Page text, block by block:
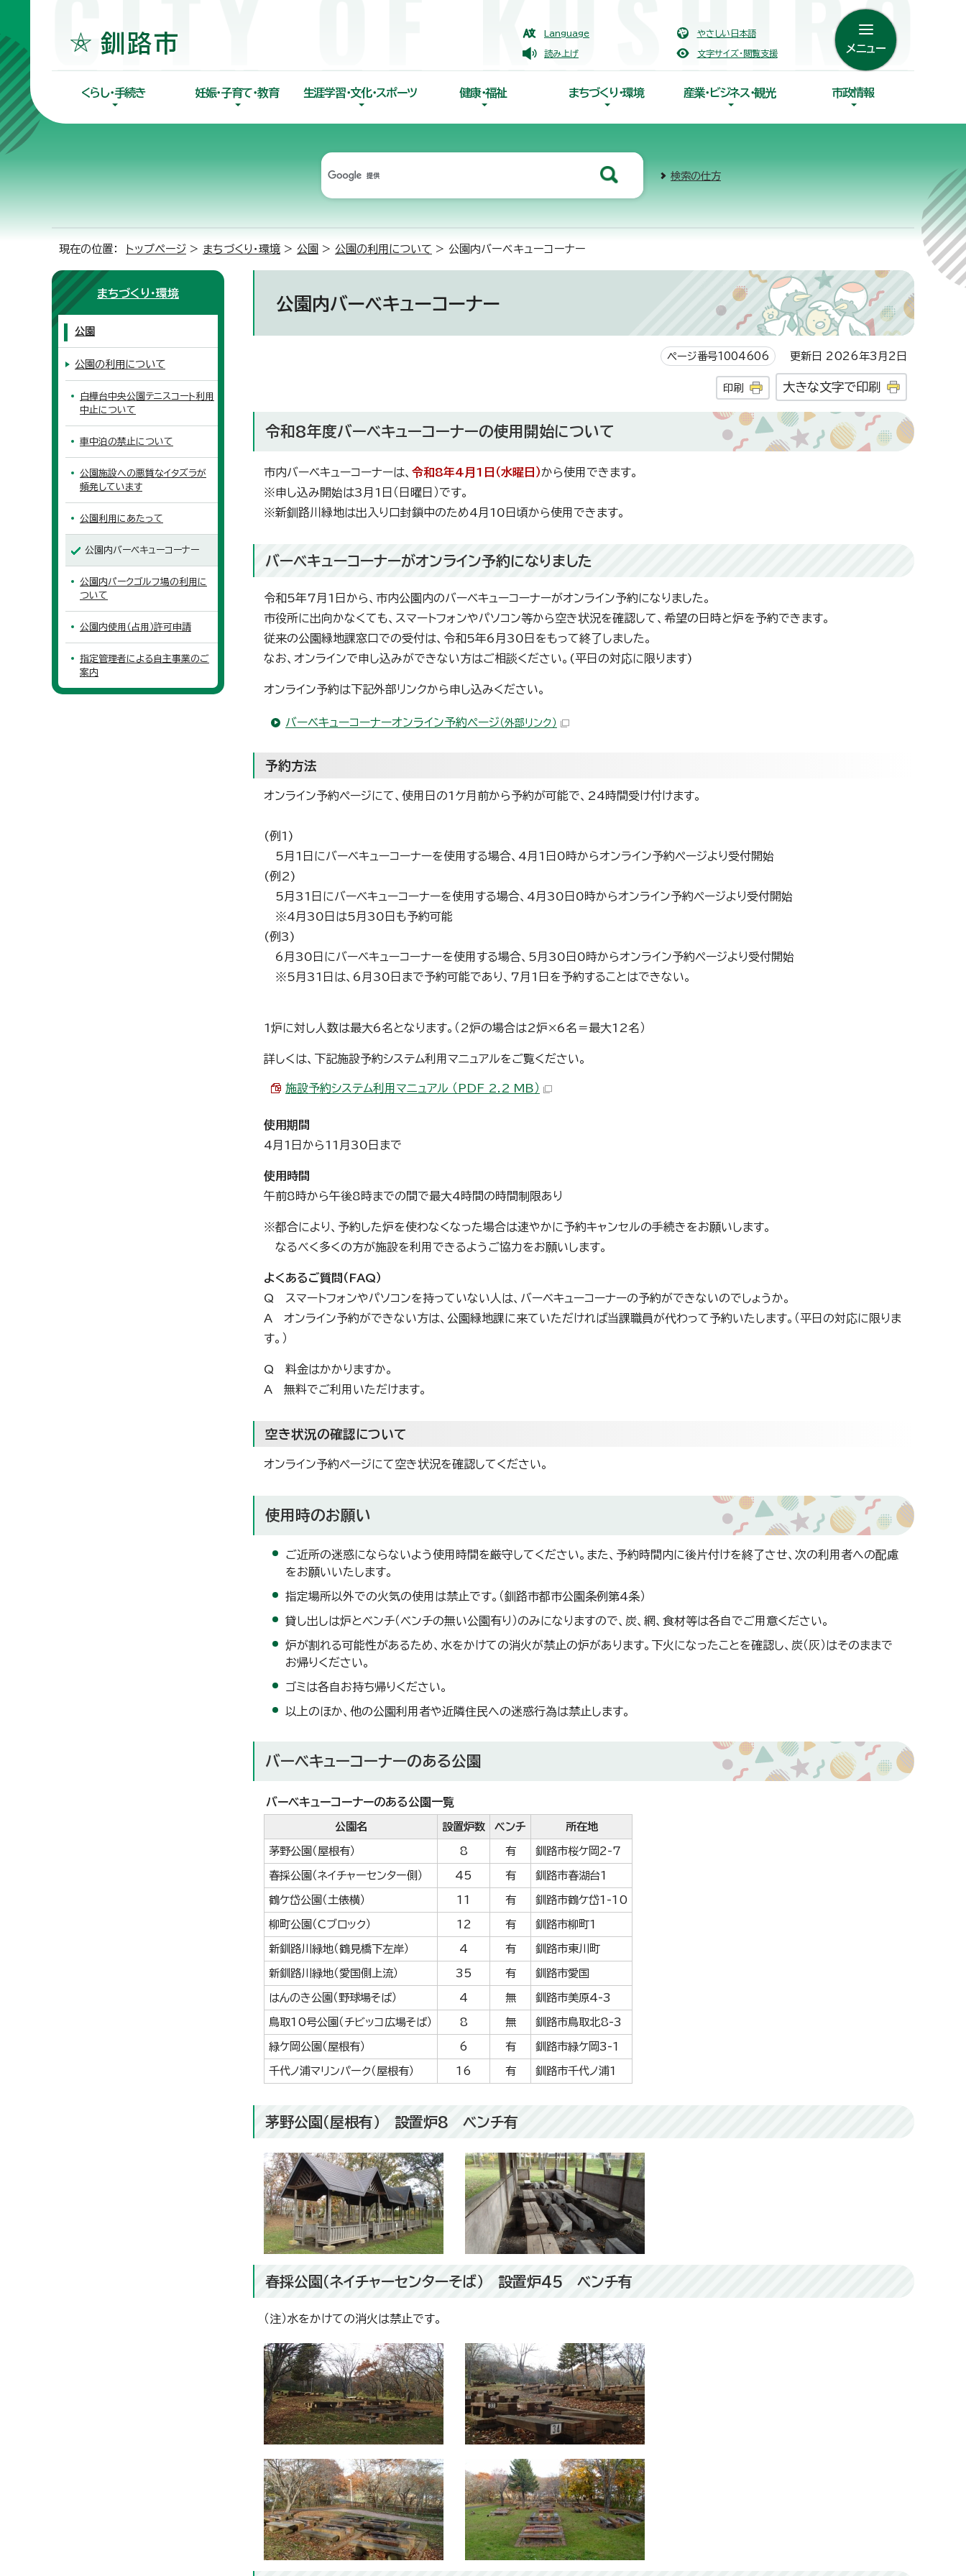
Language やさしい日本語
読み上げ 文字サイズ・閲覧支援 メニュー
くらし・手続き 妊娠・子育て・教育 生涯学習・文化・スポーツ 健康・福祉 まちづくり・環境 産業・ビジネス・観光 市政情報
検索の仕方
現在の位置： トップページ > まちづくり・環境 > 公園 > 公園の利用について > 公園内バーベキューコーナー
公園内バーベキューコーナー
ページ番号1004606 更新日 2026年3月2日
印刷 大きな文字で印刷
令和8年度バーベキューコーナーの使用開始について
市内バーベキューコーナーは、 令和8年4月1日（水曜日）から使用できます。
※申し込み開始は3月1日（日曜日）です。
※新釧路川緑地は出入り口封鎖中のため4月10日頃から使用できます。
バーベキューコーナーがオンライン予約になりました
令和5年7月1日から、市内公園内のバーベキューコーナーがオンライン予約になりました。
市役所に出向かなくても、スマートフォンやパソコン等から空き状況を確認して、希望の日時と炉を予約できます。
従来の公園緑地課窓口での受付は、令和5年6月30日をもって終了しました。
なお、オンラインで申し込みができない方はご相談ください。(平日の対応に限ります)
オンライン予約は下記外部リンクから申し込みください。
バーベキューコーナーオンライン予約ページ （外部リンク）
予約方法
オンライン予約ページにて、使用日の1ケ月前から予約が可能で、24時間受け付けます。
(例1)
5月1日にバーベキューコーナーを使用する場合、4月1日0時からオンライン予約ページより受付開始
(例2)
5月31日にバーベキューコーナーを使用する場合、4月30日0時からオンライン予約ページより受付開始
※4月30日は5月30日も予約可能
(例3)
6月30日にバーベキューコーナーを使用する場合、5月30日0時からオンライン予約ページより受付開始
※5月31日は、6月30日まで予約可能であり、7月1日を予約することはできない。
1炉に対し人数は最大6名となります。（2炉の場合は2炉×6名＝最大12名）
詳しくは、下記施設予約システム利用マニュアルをご覧ください。
施設予約システム利用マニュアル （PDF 2.2 MB）
使用期間
4月1日から11月30日まで
使用時間
午前8時から午後8時までの間で最大4時間の時間制限あり
※都合により、予約した炉を使わなくなった場合は速やかに予約キャンセルの手続きをお願いします。
なるべく多くの方が施設を利用できるようご協力をお願いします。
よくあるご質問（FAQ）
Q スマートフォンやパソコンを持っていない人は、バーベキューコーナーの予約ができないのでしょうか。
A オンライン予約ができない方は、公園緑地課に来ていただければ当課職員が代わって予約いたします。（平日の対応に限りま
す。）
Q 料金はかかりますか。
A 無料でご利用いただけます。
空き状況の確認について
オンライン予約ページにて空き状況を確認してください。
使用時のお願い
ご近所の迷惑にならないよう使用時間を厳守してください。また、予約時間内に後片付けを終了させ、次の利用者への配慮
をお願いいたします。
指定場所以外での火気の使用は禁止です。（釧路市都市公園条例第4条）
貸し出しは炉とベンチ（ベンチの無い公園有り）のみになりますので、炭、網、食材等は各自でご用意ください。
炉が割れる可能性があるため、水をかけての消火が禁止の炉があります。下火になったことを確認し、炭（灰）はそのままで
お帰りください。
ゴミは各自お持ち帰りください。
以上のほか、他の公園利用者や近隣住民への迷惑行為は禁止します。
バーベキューコーナーのある公園
バーベキューコーナーのある公園一覧
公園名 設置炉数 ベンチ 所在地
茅野公園（屋根有） 8 有 釧路市桜ケ岡2-7
春採公園（ネイチャーセンター側） 45 有 釧路市春湖台1
鶴ケ岱公園（土俵横） 11 有 釧路市鶴ケ岱1-10
柳町公園（Cブロック） 12 有 釧路市柳町1
新釧路川緑地（鶴見橋下左岸） 4 有 釧路市東川町
新釧路川緑地（愛国側上流） 35 有 釧路市愛国
はんのき公園（野球場そば） 4 無 釧路市美原4-3
鳥取10号公園（チビッコ広場そば） 8 無 釧路市鳥取北8-3
緑ケ岡公園（屋根有） 6 有 釧路市緑ケ岡3-1
千代ノ浦マリンパーク（屋根有） 16 有 釧路市千代ノ浦1
茅野公園（屋根有） 設置炉8 ベンチ有
春採公園（ネイチャーセンターそば） 設置炉45 ベンチ有
（注）水をかけての消火は禁止です。
まちづくり・環境
公園
公園の利用について
白樺台中央公園テニスコート利用
中止について
車中泊の禁止について
公園施設への悪質なイタズラが
頻発しています
公園利用にあたって
公園内バーベキューコーナー
公園内パークゴルフ場の利用に
ついて
公園内使用（占用）許可申請
指定管理者による自主事業のご
案内